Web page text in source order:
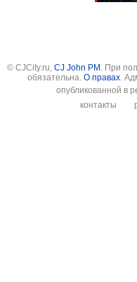
© CJCity.ru, CJ John PM . При
обязательна. О правах.
опубликованной в
контакты